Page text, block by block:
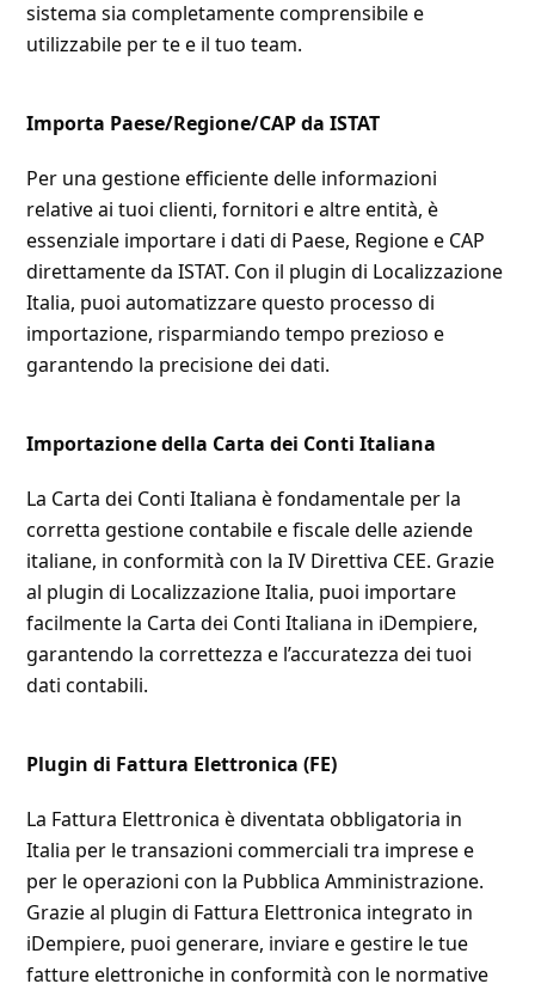
sistema sia completamente comprensibile e
utilizzabile per te e il tuo team.
Importa Paese/Regione/CAP da ISTAT
Per una gestione efficiente delle informazioni
relative ai tuoi clienti, fornitori e altre entità, è
essenziale importare i dati di Paese, Regione e CAP
direttamente da ISTAT. Con il plugin di Localizzazione
Italia, puoi automatizzare questo processo di
importazione, risparmiando tempo prezioso e
garantendo la precisione dei dati.
Importazione della Carta dei Conti Italiana
La Carta dei Conti Italiana è fondamentale per la
corretta gestione contabile e fiscale delle aziende
italiane, in conformità con la IV Direttiva CEE. Grazie
al plugin di Localizzazione Italia, puoi importare
facilmente la Carta dei Conti Italiana in iDempiere,
garantendo la correttezza e l’accuratezza dei tuoi
dati contabili.
Plugin di Fattura Elettronica (FE)
La Fattura Elettronica è diventata obbligatoria in
Italia per le transazioni commerciali tra imprese e
per le operazioni con la Pubblica Amministrazione.
Grazie al plugin di Fattura Elettronica integrato in
iDempiere, puoi generare, inviare e gestire le tue
fatture elettroniche in conformità con le normative